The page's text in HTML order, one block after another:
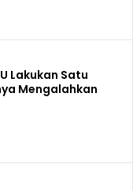
Lakukan Satu
Mengalahkan